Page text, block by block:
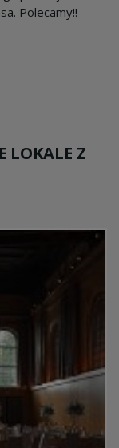
Polecamy!!
LOKALE Z